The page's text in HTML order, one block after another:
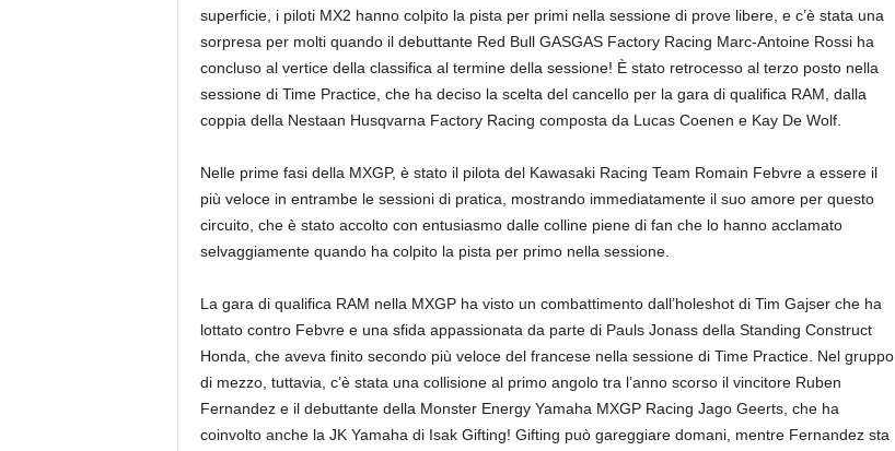
superficie, i piloti MX2 hanno colpito la pista per primi nella sessione di prove libere, e c’è stata una
sorpresa per molti quando il debuttante Red Bull GASGAS Factory Racing Marc-Antoine Rossi ha
concluso al vertice della classifica al termine della sessione! È stato retrocesso al terzo posto nella
sessione di Time Practice, che ha deciso la scelta del cancello per la gara di qualifica RAM, dalla
coppia della Nestaan Husqvarna Factory Racing composta da Lucas Coenen e Kay De Wolf.
Nelle prime fasi della MXGP, è stato il pilota del Kawasaki Racing Team Romain Febvre a essere il
più veloce in entrambe le sessioni di pratica, mostrando immediatamente il suo amore per questo
circuito, che è stato accolto con entusiasmo dalle colline piene di fan che lo hanno acclamato
selvaggiamente quando ha colpito la pista per primo nella sessione.
La gara di qualifica RAM nella MXGP ha visto un combattimento dall’holeshot di Tim Gajser che ha
lottato contro Febvre e una sfida appassionata da parte di Pauls Jonass della Standing Construct
Honda, che aveva finito secondo più veloce del francese nella sessione di Time Practice. Nel gruppo
di mezzo, tuttavia, c’è stata una collisione al primo angolo tra l’anno scorso il vincitore Ruben
Fernandez e il debuttante della Monster Energy Yamaha MXGP Racing Jago Geerts, che ha
coinvolto anche la JK Yamaha di Isak Gifting! Gifting può gareggiare domani, mentre Fernandez sta